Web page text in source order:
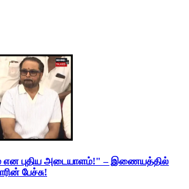
என புதிய அடையாளம்!" – இணையத்தில்
பேச்சு!